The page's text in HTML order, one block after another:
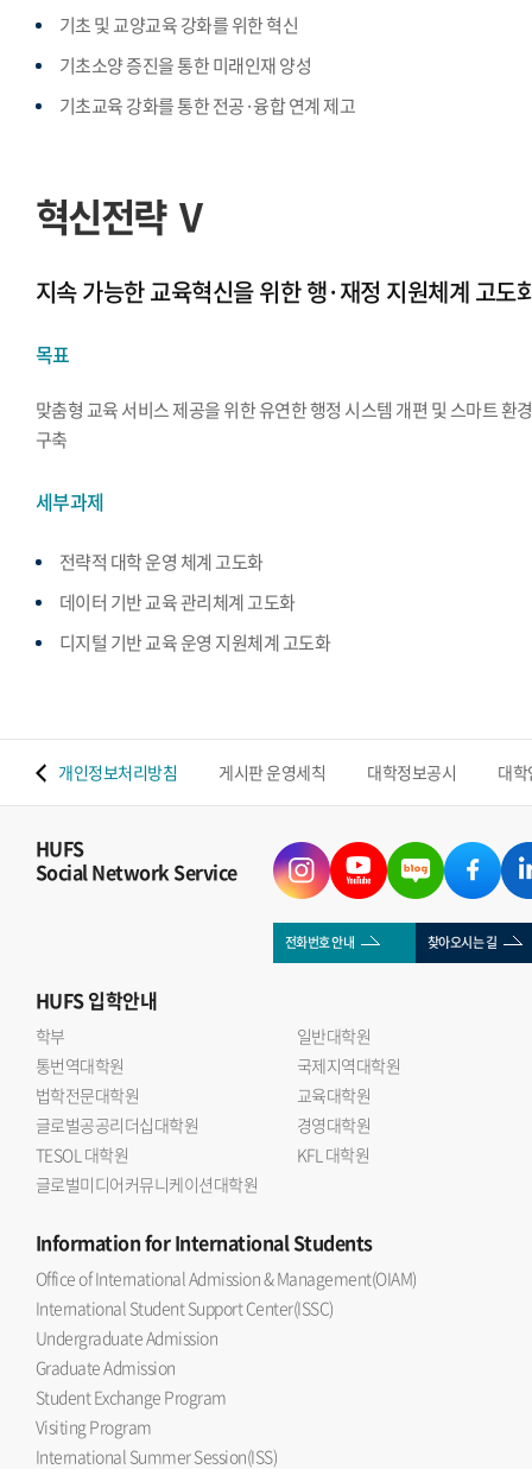
기초 및 교양교육 강화를 위한 혁신
기초소양 증진을 통한 미래인재 양성
기초교육 강화를 통한 전공·융합 연계 제고
혁신전략 Ⅴ
지속 가능한 교육혁신을 위한 행·재정 지원체계 고도
목표
맞춤형 교육 서비스 제공을 위한 유연한 행정 시스템 개편 및 스마트 환경
구축
세부과제
전략적 대학 운영 체계 고도화
데이터 기반 교육 관리체계 고도화
디지털 기반 교육 운영 지원체계 고도화
개인정보처리방침 게시판 운영세칙 대학정보공시 대
HUFS
Social Network Service
전화번호 안내 찾아오시는 길
HUFS입학안내
학부
일반대학원
통번역대학원
국제지역대학원
법학전문대학원
교육대학원
글로벌공공리더십대학원
경영대학원
TESOL 대학원
KFL 대학원
글로벌미디어커뮤니케이션대학원
Informationfor International Students
Office of International Admission & Management(OIAM)
International Student Support Center(ISSC)
Undergraduate Admission
Graduate Admission
Student Exchange Program
Visiting Program
International Summer Session(ISS)